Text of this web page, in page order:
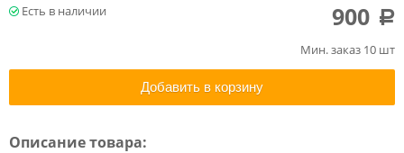
Мин. заказ 10 шт
900 a
Добавить в корзину
Описание товара: